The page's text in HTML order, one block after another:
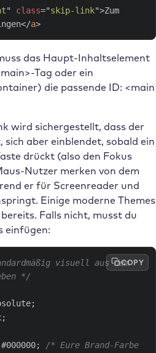
" class="skip-link">Zum
</a>
das Haupt-Inhaltselement
Tag oder ein
die passende ID: <main
wird sichergestellt, dass der
aber einblendet, sobald ein
drückt (also den Fokus
Nutzer merken von dem
er für Screenreader und
Einige moderne Themes
Falls nicht, musst du
einfügen:
visuell aus dem
*/
;
;
#000000;
/* Eure Brand-Farbe
COPY